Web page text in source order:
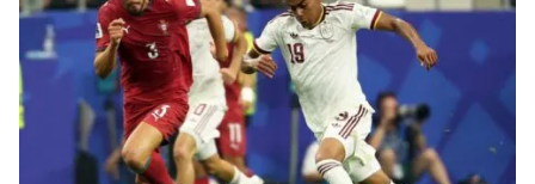
OTRAS LIGAS
BROWNS
STEELERS
HAWKS
HORNETS